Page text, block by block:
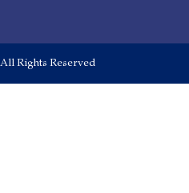
Rights Reserved